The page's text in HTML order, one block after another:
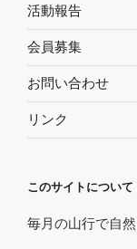
活動報告
会員募集
お問い合わせ
リンク
このサイトについて
毎月の山行で自